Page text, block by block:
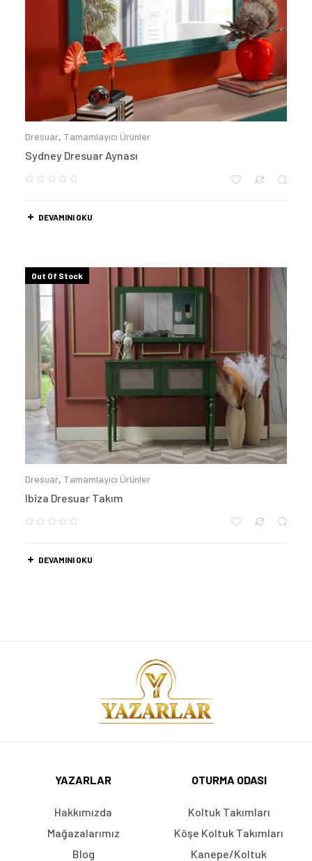
Dresuar, Tamamlayıcı Ürünler
Sydney Dresuar Aynası
DEVAMINI OKU
Out Of Stock
Dresuar, Tamamlayıcı Ürünler
Ibiza Dresuar Takım
DEVAMINI OKU
YAZARLAR
Hakkımızda
Mağazalarımız
Blog
OTURMA ODASI
Koltuk Takımları
Köşe Koltuk Takımları
Kanepe/Koltuk